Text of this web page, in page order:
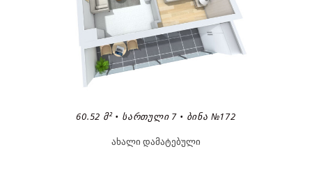
60.52 Მ² • ᲡᲐᲠᲗᲣᲚᲘ 7 • ᲑᲘᲜᲐ №172
ახალი დამატებული